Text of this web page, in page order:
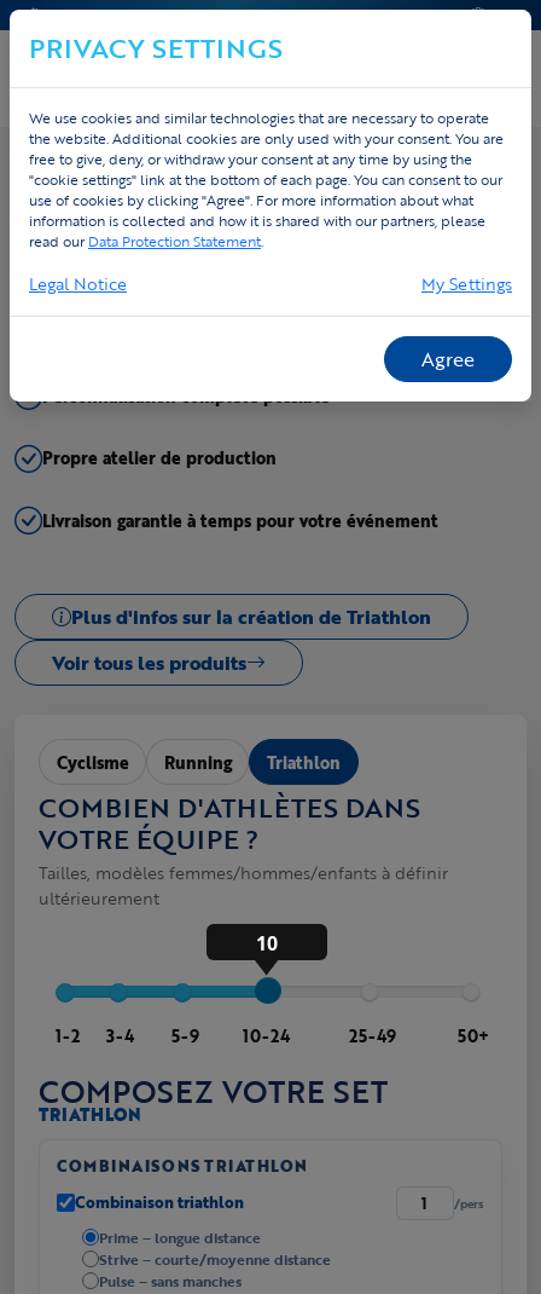
CONTACT & AIDE DEVIS
Calculez votre prix
Sûrs de notre qualité : les entreprises paient après livraison
Personnalisation complète possible
Propre atelier de production
Livraison garantie à temps pour votre événement
Plus d'infos sur la création de Triathlon
Voir tous les produits
Cyclisme Running Triathlon
COMBIEN D'ATHLÈTES DANS
VOTRE ÉQUIPE ?
Tailles, modèles femmes/hommes/enfants à définir
ultérieurement
10
1-2 3-4 5-9 10-24 25-49 50+
COMPOSEZ VOTRE SET
TRIATHLON
COMBINAISONS TRIATHLON
Combinaison triathlon
/pers
Prime – longue distance
Strive – courte/moyenne distance
Pulse – sans manches
PRIVACY SETTINGS
We use cookies and similar technologies that are necessary to operate
the website. Additional cookies are only used with your consent. You are
free to give, deny, or withdraw your consent at any time by using the
"cookie settings" link at the bottom of each page. You can consent to our
use of cookies by clicking "Agree". For more information about what
information is collected and how it is shared with our partners, please
read ourData Protection Statement.
Legal Notice My Settings
Agree